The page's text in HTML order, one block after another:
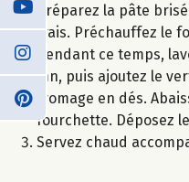
Préparez la pâte
frais. Préchauffez le
Pendant ce temps,
mn, puis ajoutez le
fromage en dés.
fourchette. Déposez
Servez chaud